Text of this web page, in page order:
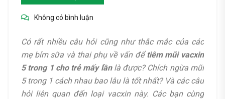
Không có bình luận
Có rất nhiều câu hỏi cũng như thắc mắc của các
mẹ bỉm sữa và thai phụ về vấn đểtiêm mũi vacxin
5 trong 1 cho trẻ mấy lầnlà được? Chích ngừa mũi
5 trong 1 cách nhau bao lâu là tốt nhất? Và các câu
hỏi liên quan đến loại vacxin này. Các bạn cùng